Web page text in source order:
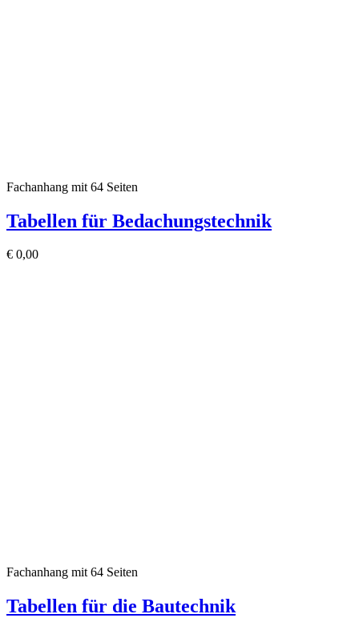
Fachanhang mit 64 Seiten
Tabellen für Bedachungstechnik
€ 0,00
Fachanhang mit 64 Seiten
Tabellen für die Bautechnik